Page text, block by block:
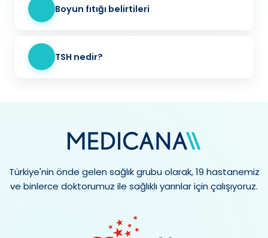
Boyun fıtığı belirtileri
TSH nedir?
Türkiye'nin önde gelen sağlık grubu olarak, 19 hastanemiz
ve binlerce doktorumuz ile sağlıklı yarınlar için çalışıyoruz.